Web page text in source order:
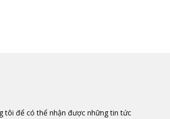
tôi để có thể nhận được những tin tức